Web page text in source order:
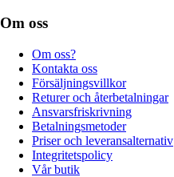
Om oss
Om oss?
Kontakta oss
Försäljningsvillkor
Returer och återbetalningar
Ansvarsfriskrivning
Betalningsmetoder
Priser och leveransalternativ
Integritetspolicy
Vår butik